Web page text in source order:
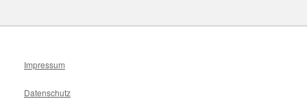
Impressum
Datenschutz